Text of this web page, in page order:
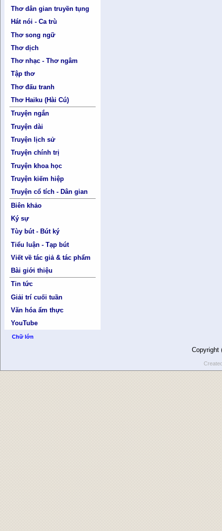
Thơ dân gian truyền tụng
Hát nói - Ca trù
Thơ song ngữ
Thơ dịch
Thơ nhạc - Thơ ngâm
Tập thơ
Thơ đấu tranh
Thơ Haiku (Hài Cú)
Truyện ngắn
Truyện dài
Truyện lịch sử
Truyện chính trị
Truyện khoa học
Truyện kiếm hiệp
Truyện cổ tích - Dân gian
Biên khảo
Ký sự
Tùy bút - Bút ký
Tiểu luận - Tạp bút
Viết về tác giả & tác phẩm
Bài giới thiệu
Tin tức
Giải trí cuối tuần
Văn hóa ẩm thực
YouTube
Chữ lớn
Copyright